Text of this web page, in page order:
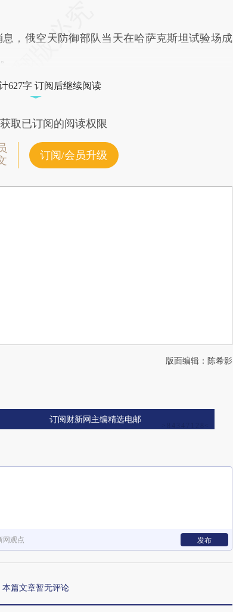
俄空天防御部队当天在哈萨克斯坦试验场成
627字 订阅后继续阅读
取已订阅的阅读权限
订阅/会员升级
版面编辑：陈希影
订阅财新网主编精选电邮
网观点 发布
本篇文章暂无评论